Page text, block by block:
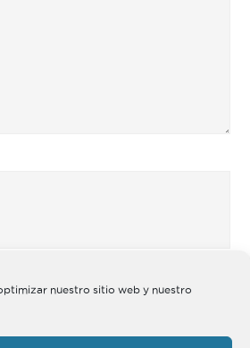
nuestro sitio web y nuestro